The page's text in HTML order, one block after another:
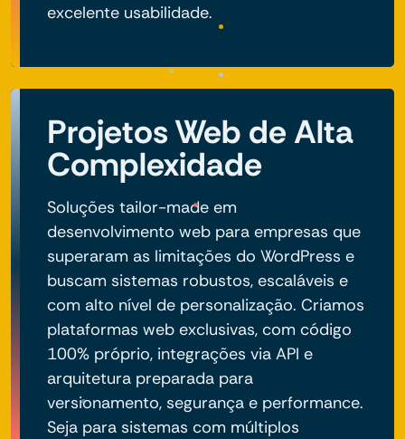
excelente usabilidade.
Projetos Web de Alta
Complexidade
Soluções tailor-made em
desenvolvimento web para empresas que
superaram as limitações do WordPress e
buscam sistemas robustos, escaláveis e
com alto nível de personalização. Criamos
plataformas web exclusivas, com código
100% próprio, integrações via API e
arquitetura preparada para
versionamento, segurança e performance.
Seja para sistemas com múltiplos